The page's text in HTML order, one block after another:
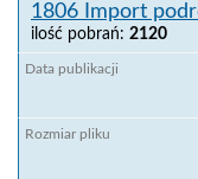
1806 Import
ilość pobrań: 2120